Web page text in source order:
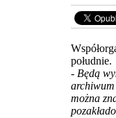
południe.
- Będą
można